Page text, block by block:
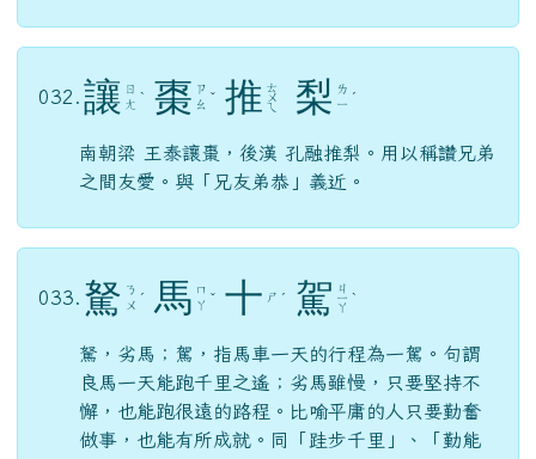
032. 讓 ㄖ
ㄤ ˋ 棗 ㄗ
ㄠ ˇ 推 ㄊ
ㄨ
ㄟ 梨 ㄌ
ㄧ ˊ
南朝梁 王泰讓棗，後漢 孔融推梨。用以稱讚兄弟
之間友愛。與「兄友弟恭」義近。
033. 駑 ㄋ
ㄨ ˊ 馬 ㄇ
ㄚ ˇ 十 ㄕ ˊ 駕 ㄐ
ㄧ
ㄚ
ˋ
駑，劣馬；駕，指馬車一天的行程為一駕。句謂
良馬一天能跑千里之遙；劣馬雖慢，只要堅持不
懈，也能跑很遠的路程。比喻平庸的人只要勤奮
做事，也能有所成就。同「跬步千里」、「勤能